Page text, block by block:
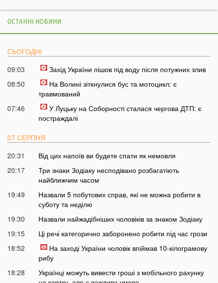
ОСТАННІ НОВИНИ
СЬОГОДНІ
09:03
Захід України пішов під воду після потужних злив
08:50
На Волині зіткнулися бус та мотоцикл: є
травмований
07:46
У Луцьку на Соборності сталася чергова ДТП: є
постраждалі
07 СЕРПНЯ
20:31
Від цих напоїв ви будете спати як немовля
20:17
Три знаки Зодіаку несподівано розбагатіють
найближчим часом
19:49
Назвали 5 побутових справ, які не можна робити в
суботу та неділю
19:30
Назвали найжадібніших чоловіків за знаком Зодіаку
19:15
Ці речі категорично заборонено робити під час грози
18:52
На заході України чоловік впіймав 10-кілограмову
рибу
18:28
Українці можуть вивести гроші з мобільного рахунку